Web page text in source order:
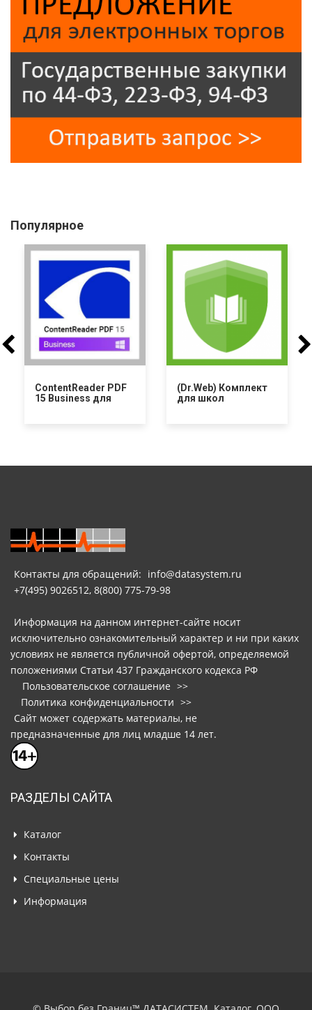
Популярное
ContentReader PDF
15 Business для
(Dr.Web) Комплект
для школ
Контакты для обращений: info@datasystem.ru
+7(495) 9026512, 8(800) 775-79-98
Информация на данном интернет-сайте носит
исключительно ознакомительный характер и ни при каких
условиях не является публичной офертой, определяемой
положениями Статьи 437 Гражданского кодекса РФ
Пользовательское соглашение >>
Политика конфиденциальности >>
Сайт может содержать материалы, не
предназначенные для лиц младше 14 лет.
РАЗДЕЛЫ САЙТА
Каталог
Контакты
Специальные цены
Информация